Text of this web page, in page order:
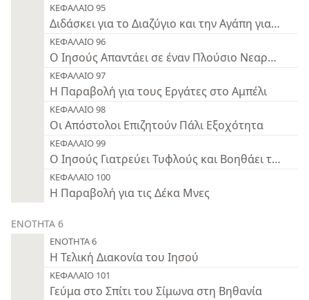
ΚΕΦΑΛΑΙΟ 95
Διδάσκει για το Διαζύγιο και την Αγάπη για τα
ΚΕΦΑΛΑΙΟ 96
Ο Ιησούς Απαντάει σε έναν Πλούσιο Νεαρό
ΚΕΦΑΛΑΙΟ 97
Η Παραβολή για τους Εργάτες στο Αμπέλι
ΚΕΦΑΛΑΙΟ 98
Οι Απόστολοι Επιζητούν Πάλι Εξοχότητα
ΚΕΦΑΛΑΙΟ 99
Ο Ιησούς Γιατρεύει Τυφλούς και Βοηθάει τον
ΚΕΦΑΛΑΙΟ 100
Η Παραβολή για τις Δέκα Μνες
ΕΝΟΤΗΤΑ 6
ΕΝΟΤΗΤΑ 6
Η Τελική Διακονία του Ιησού
ΚΕΦΑΛΑΙΟ 101
Γεύμα στο Σπίτι του Σίμωνα στη Βηθανία